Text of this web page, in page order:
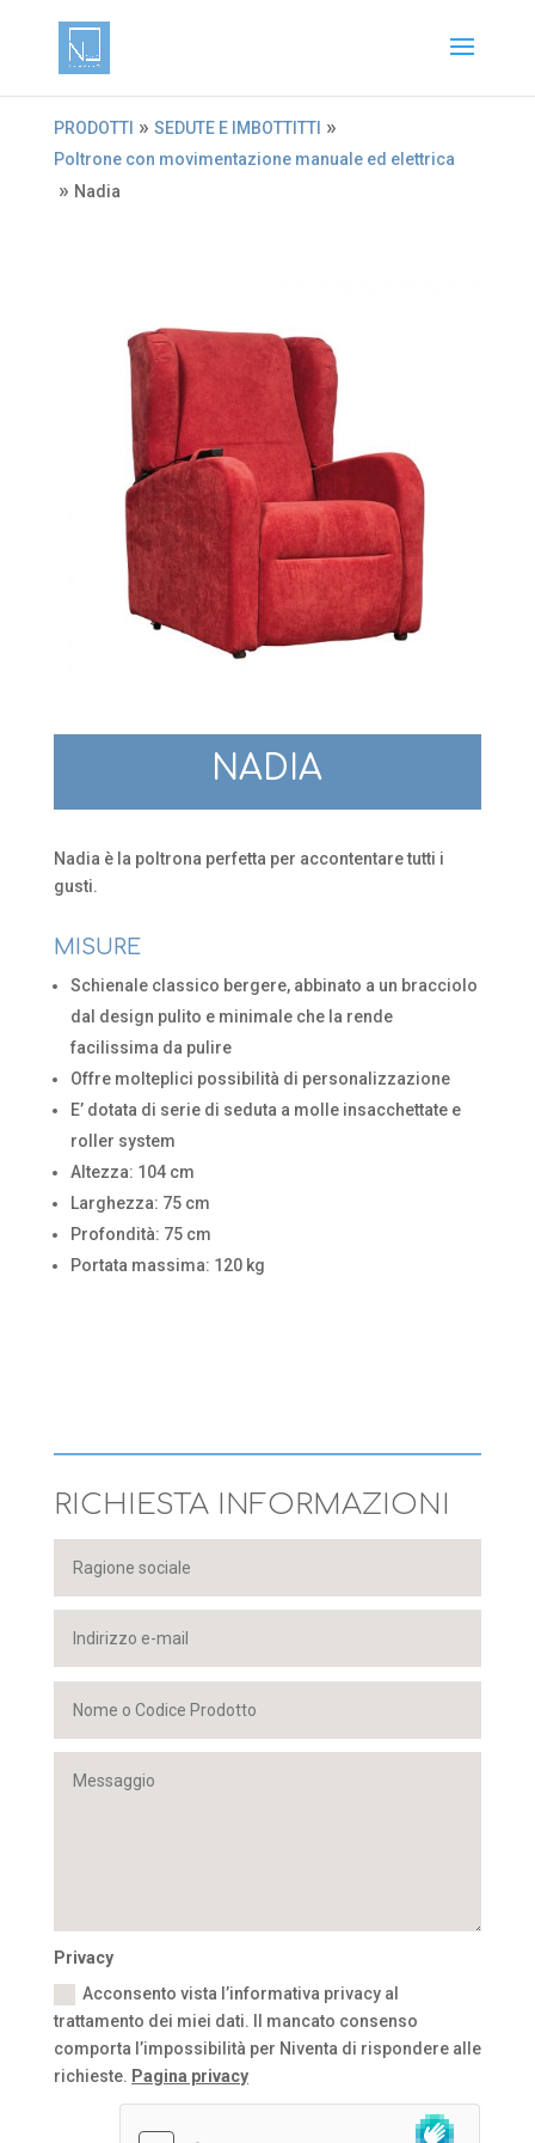
PRODOTTI » SEDUTE E IMBOTTITTI »
Poltrone con movimentazione manuale ed elettrica
» Nadia
NADIA
Nadia è la poltrona perfetta per accontentare tutti i
gusti.
MISURE
Schienale classico bergere, abbinato a un bracciolo
dal design pulito e minimale che la rende
facilissima da pulire
Offre molteplici possibilità di personalizzazione
E’ dotata di serie di seduta a molle insacchettate e
roller system
Altezza: 104 cm
Larghezza: 75 cm
Profondità: 75 cm
Portata massima: 120 kg
RICHIESTA INFORMAZIONI
Privacy
Acconsento vista l’informativa privacy al
trattamento dei miei dati. Il mancato consenso
comporta l’impossibilità per Niventa di rispondere alle
richieste. Pagina privacy